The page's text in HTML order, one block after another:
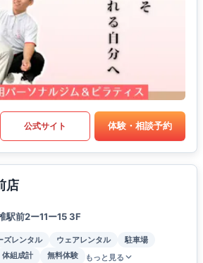
公式サイト 体験・相談予約
店
駅前2ー11ー15 3F
ズレンタル ウェアレンタル
駐車場
体組成計 無料体験 もっと見る